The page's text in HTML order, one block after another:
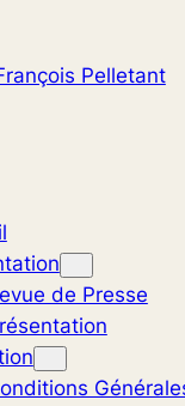
Pelletant
de Presse